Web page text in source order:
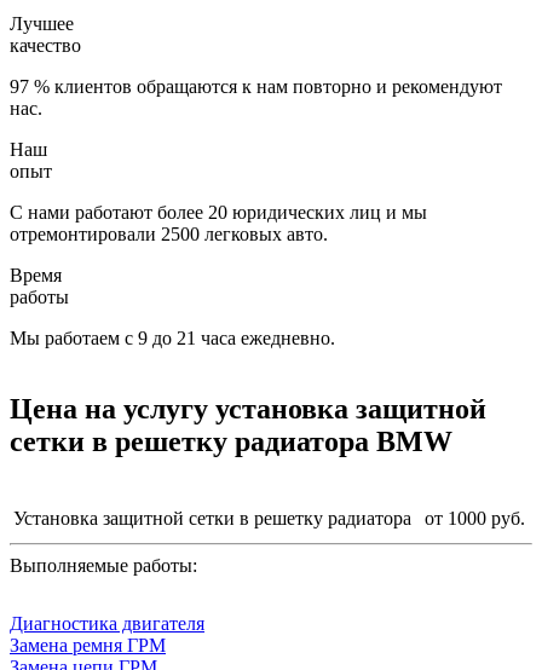
Лучшее
качество
97 % клиентов обращаются к нам повторно и рекомендуют
нас.
Наш
опыт
С нами работают более 20 юридических лиц и мы
отремонтировали 2500 легковых авто.
Время
работы
Мы работаем с 9 до 21 часа ежедневно.
Цена на услугу установка защитной
сетки в решетку радиатора BMW
Установка защитной сетки в решетку радиатора от 1000 руб.
Выполняемые работы:
Диагностика двигателя
Замена ремня ГРМ